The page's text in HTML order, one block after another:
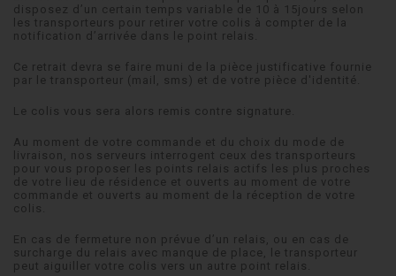
disposez d’un certain temps variable de 10 à 15jours selon
les transporteurs pour retirer votre colis à compter de la
notification d’arrivée dans le point relais.
Ce retrait devra se faire muni de la pièce justificative fournie
par le transporteur (mail, sms) et de votre pièce d'identité.
Le colis vous sera alors remis contre signature.
Au moment de votre commande et du choix du mode de
livraison, nos serveurs interrogent ceux des transporteurs
pour vous proposer les points relais actifs les plus proches
de votre lieu de résidence et ouverts au moment de votre
commande et ouverts au moment de la réception de votre
colis.
En cas de fermeture non prévue d’un relais, ou en cas de
surcharge du relais avec manque de place, le transporteur
peut aiguiller votre colis vers un autre point relais.